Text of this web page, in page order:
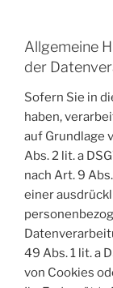
Allgemeine
der
Sofern Sie in
haben,
auf Grundlage
Abs. 2 lit. a
nach Art. 9
einer
49 Abs. 1 lit. a
von Cookies